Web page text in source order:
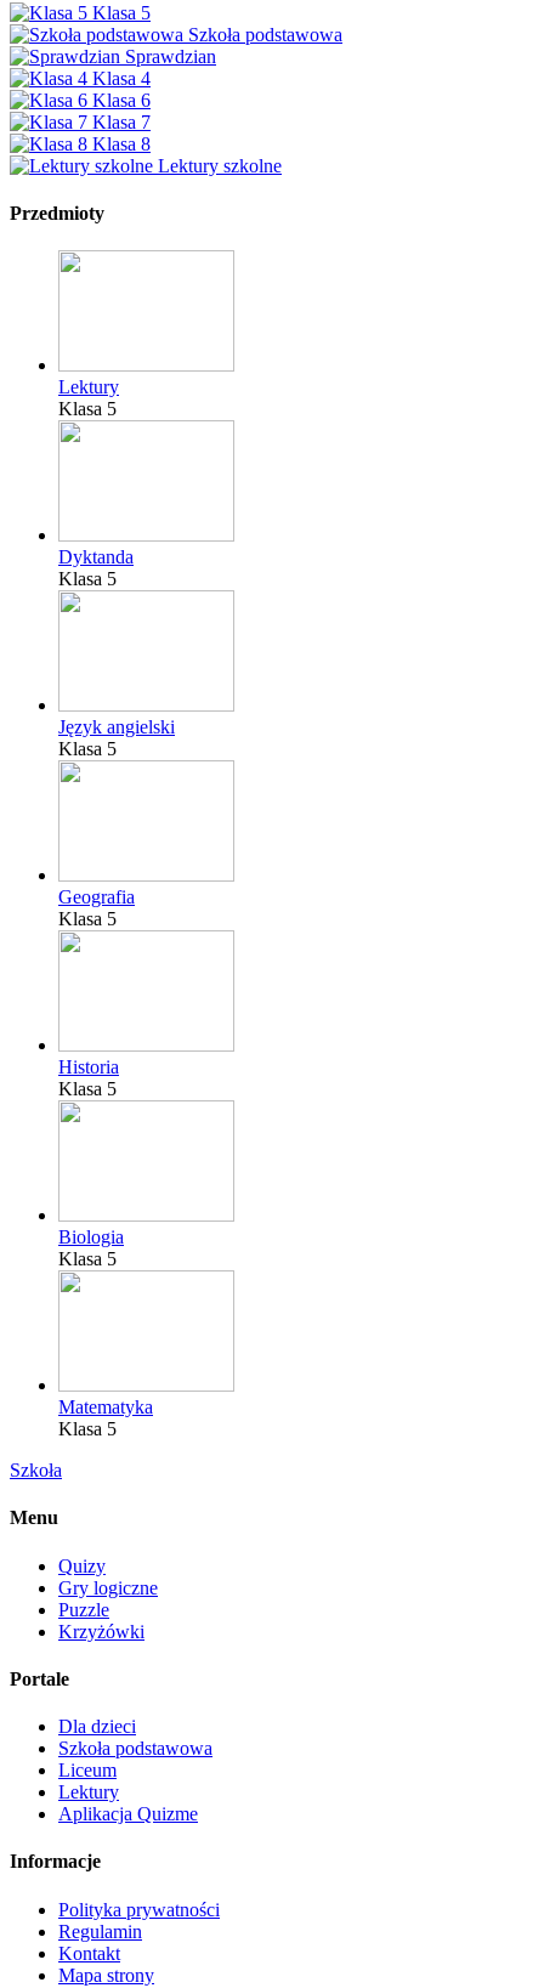
Klasa 5
Szkoła podstawowa
Sprawdzian
Klasa 4
Klasa 6
Klasa 7
Klasa 8
Lektury szkolne
Przedmioty
Lektury
Klasa 5
Dyktanda
Klasa 5
Język angielski
Klasa 5
Geografia
Klasa 5
Historia
Klasa 5
Biologia
Klasa 5
Matematyka
Klasa 5
Szkoła
Menu
Quizy
Gry logiczne
Puzzle
Krzyżówki
Portale
Dla dzieci
Szkoła podstawowa
Liceum
Lektury
Aplikacja Quizme
Informacje
Polityka prywatności
Regulamin
Kontakt
Mapa strony